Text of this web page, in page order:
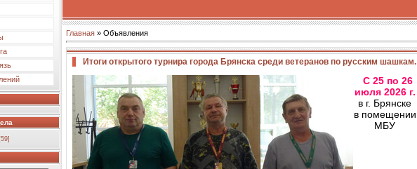
[59]
Главная » Объявления
Итоги открытого турнира города Брянска среди ветеранов по русским шашкам.
С 25 по 26
июля 2026 г.
в г. Брянске
в помещении
МБУ